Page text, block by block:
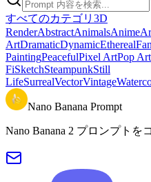
すべてのカテゴリ 3D
RenderAbstractAnimalsAnime
ArtDramaticDynamicEthereal
PaintingPeacefulPixel ArtPop Art
FiSketchSteampunkStill
LifeSurrealVectorVintage
Nano Banana Prompt
Nano Banana 2 プロンプトを